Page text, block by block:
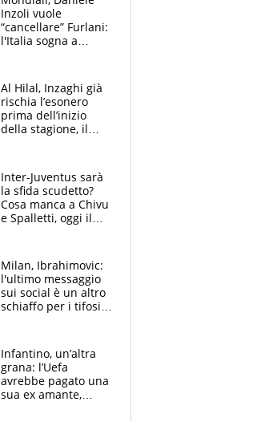
Inzoli vuole
“cancellare” Furlani:
l'Italia sogna a
finale
Al Hilal, Inzaghi già
rischia l’esonero
prima dell’inizio
della stagione, il
Inter-Juventus sarà
la sfida scudetto?
Cosa manca a Chivu
e Spalletti, oggi il
Milan, Ibrahimovic:
l'ultimo messaggio
sui social è un altro
schiaffo per i tifosi
Infantino, un’altra
grana: l’Uefa
avrebbe pagato una
sua ex amante,